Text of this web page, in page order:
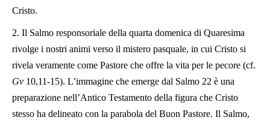
Cristo.
2. Il Salmo responsoriale della quarta domenica di Quaresima
rivolge i nostri animi verso il mistero pasquale, in cui Cristo si
rivela veramente come Pastore che offre la vita per le pecore (cf.
Gv 10,11-15). L’immagine che emerge dal Salmo 22 è una
preparazione nell’Antico Testamento della figura che Cristo
stesso ha delineato con la parabola del Buon Pastore. Il Salmo,